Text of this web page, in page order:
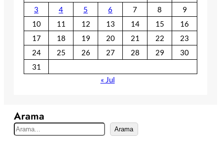
3
4 5 6 7 8
9
10
11 12 13 14 15
16
17
18 19 20 21 22
23
24
25 26 27 28 29
30
31
« Jul
Arama
S
e
Arama